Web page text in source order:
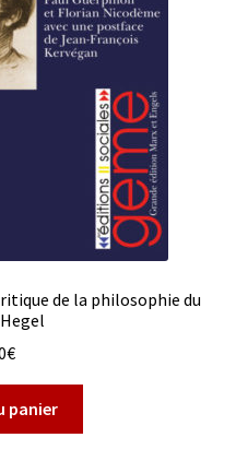
de la philosophie du
€
panier